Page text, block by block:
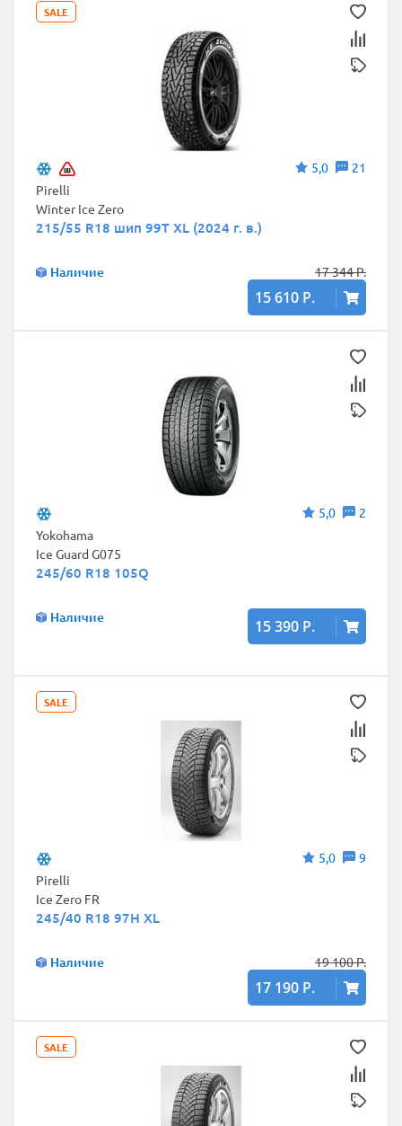
SALE
5,0
21
Pirelli
Winter Ice Zero
215/55 R18 шип 99T XL (2024 г. в.)
Наличие 17 344 Р.
15 610 Р.
5,0
2
Yokohama
Ice Guard G075
245/60 R18 105Q
Наличие 15 390 Р.
SALE
5,0
9
Pirelli
Ice Zero FR
245/40 R18 97H XL
Наличие 19 100 Р.
17 190 Р.
SALE